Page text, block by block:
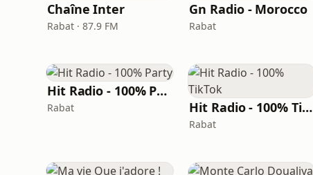
Chaîne Inter
Rabat · 87.9 FM
Gn Radio - Morocco
Rabat
Hit Radio - 100% Party
Rabat Hit Radio - 100% TikTok
Rabat